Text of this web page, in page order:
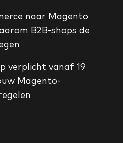
naar Magento
B2B-shops de
verplicht vanaf 19
Magento-